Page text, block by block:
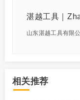
湛越工具｜
山东湛越工具有限
相关推荐